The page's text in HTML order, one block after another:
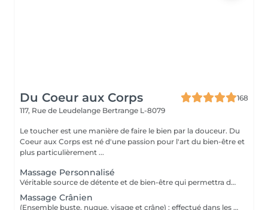
Du Coeur aux Corps
168
117, Rue de Leudelange Bertrange L-8079
Le toucher est une manière de faire le bien par la douceur. Du
Coeur aux Corps est né d'une passion pour l'art du bien-être et
plus particulièrement ...
Massage Personnalisé
Véritable source de détente et de bien-être qui permettra de retirer les noeuds musculaires tout en favorisant un état intense de relaxation, des pieds à la tête ou selon vos besoins et envie. Un moment de lâcher prise pour le corps et l'esprit.
Massage Crânien
(Ensemble buste, nuque, visage et crâne) : effectué dans les règles de l'art, le massage crânien possède de nombreuses vertus : il lutte contre la fatigue, il réduit le stress, il atténue les maux de tête, il combat les insomnies et il calme les tensions dans la nuque et le haut du dos. Un beau moment de déconnexion totale, de quoi vous vider complètement la tête.